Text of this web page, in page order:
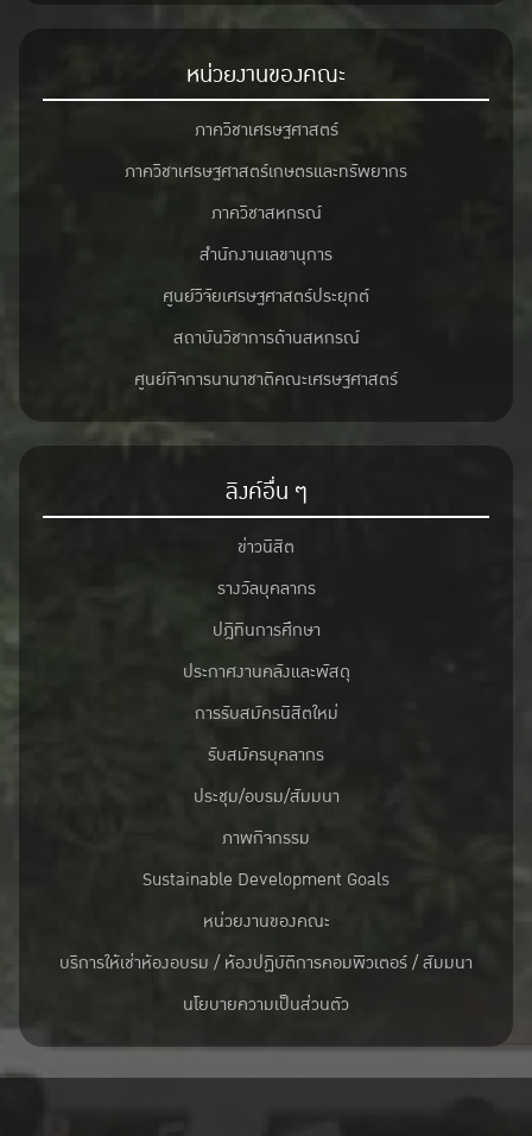
หน่วยงานของคณะ
ภาควิชาเศรษฐศาสตร์
ภาควิชาเศรษฐศาสตร์เกษตรและทรัพยากร
ภาควิชาสหกรณ์
สำนักงานเลขานุการ
ศูนย์วิจัยเศรษฐศาสตร์ประยุกต์
สถาบันวิชาการด้านสหกรณ์
ศูนย์กิจการนานาชาติคณะเศรษฐศาสตร์
ลิงค์อื่น ๆ
ข่าวนิสิต
รางวัลบุคลากร
ปฎิทินการศึกษา
ประกาศงานคลังและพัสดุ
การรับสมัครนิสิตใหม่
รับสมัครบุคลากร
ประชุม/อบรม/สัมมนา
ภาพกิจกรรม
Sustainable Development Goals
หน่วยงานของคณะ
บริการให้เช่าห้องอบรม / ห้องปฏิบัติการคอมพิวเตอร์ / สัมมนา
นโยบายความเป็นส่วนตัว